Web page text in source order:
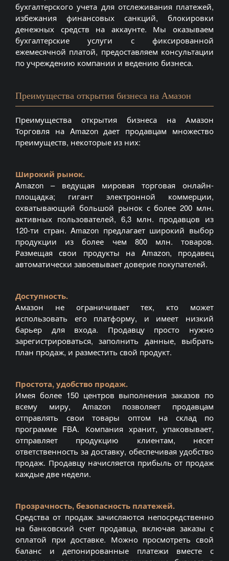
бухгалтерского учета для отслеживания платежей,
избежания финансовых санкций, блокировки
денежных средств на аккаунте. Мы оказываем
бухгалтерские услуги с фиксированной
ежемесячной платой, предоставляем консультации
по учреждению компании и ведению бизнеса.
Преимущества открытия бизнеса на Амазон
Преимущества открытия бизнеса на Амазон
Торговля на Amazon дает продавцам множество
преимуществ, некоторые из них:
Широкий рынок.
Amazon – ведущая мировая торговая онлайн-
площадка; гигант электронной коммерции,
охватывающий большой рынок с более 200 млн.
активных пользователей, 6,3 млн. продавцов из
120-ти стран. Amazon предлагает широкий выбор
продукции из более чем 800 млн. товаров.
Размещая свои продукты на Amazon, продавец
автоматически завоевывает доверие покупателей.
Доступность.
Амазон не ограничивает тех, кто может
использовать его платформу, и имеет низкий
барьер для входа. Продавцу просто нужно
зарегистрироваться, заполнить данные, выбрать
план продаж, и разместить свой продукт.
Простота, удобство продаж.
Имея более 150 центров выполнения заказов по
всему миру, Amazon позволяет продавцам
отправлять свои товары оптом на склад по
программе FBA. Компания хранит, упаковывает,
отправляет продукцию клиентам, несет
ответственность за доставку, обеспечивая удобство
продаж. Продавцу начисляется прибыль от продаж
каждые две недели.
Прозрачность, безопасность платежей.
Средства от продаж зачисляются непосредственно
на банковский счет продавца, включая заказы с
оплатой при доставке. Можно просмотреть свой
баланс и депонированные платежи вместе с